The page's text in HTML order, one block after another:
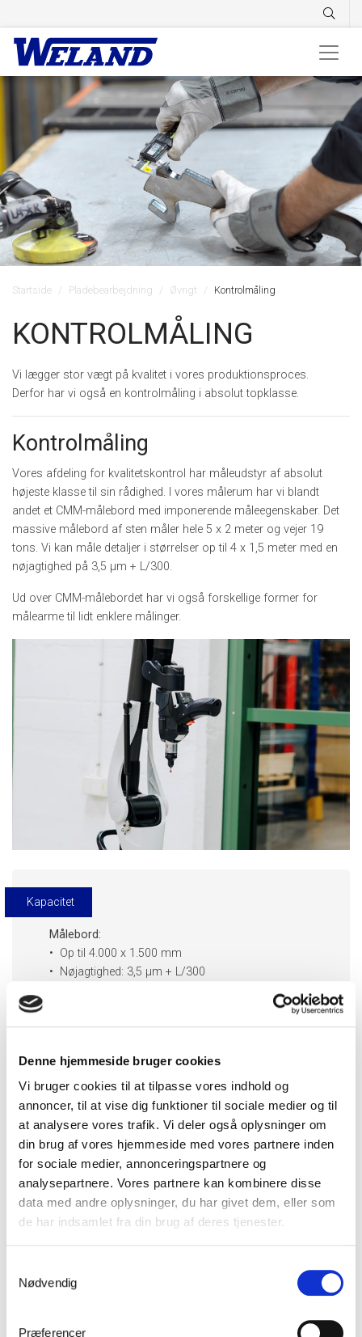
Denne hjemmeside bruger cookies
Vi bruger cookies til at tilpasse vores indhold og
annoncer, til at vise dig funktioner til sociale medier og til
at analysere vores trafik. Vi deler også oplysninger om
din brug af vores hjemmeside med vores partnere inden
for sociale medier, annonceringspartnere og
analysepartnere. Vores partnere kan kombinere disse
data med andre oplysninger, du har givet dem, eller som
de har indsamlet fra din brug af deres tjenester.
Nødvendig
Præferencer
Startside Pladebearbejdning Øvrigt Kontrolmåling
KONTROLMÅLING
Vi lægger stor vægt på kvalitet i vores produktionsproces.
Derfor har vi også en kontrolmåling i absolut topklasse.
Kontrolmåling
Vores afdeling for kvalitetskontrol har måleudstyr af absolut
højeste klasse til sin rådighed. I vores målerum har vi blandt
andet et CMM-målebord med imponerende måleegenskaber. Det
massive målebord af sten måler hele 5 x 2 meter og vejer 19
tons. Vi kan måle detaljer i størrelser op til 4 x 1,5 meter med en
nøjagtighed på 3,5 µm + L/300.
Ud over CMM-målebordet har vi også forskellige former for
målearme til lidt enklere målinger.
Kapacitet
Målebord:
• Op til 4.000 x 1.500 mm
• Nøjagtighed: 3,5 µm + L/300
Dokumentation